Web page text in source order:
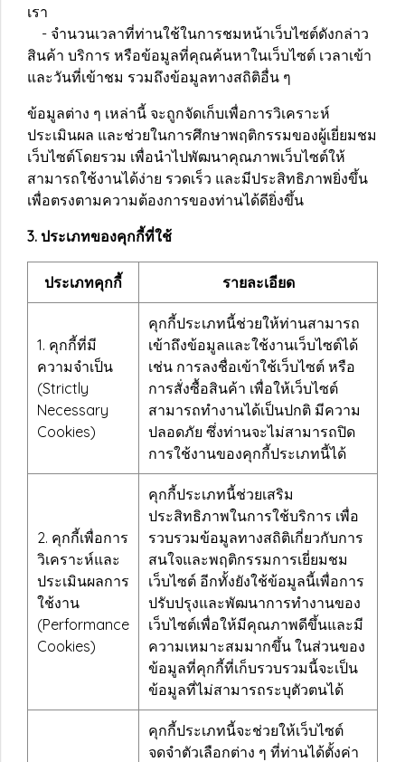
เรา
- จำนวนเวลาที่ท่านใช้ในการชมหน้าเว็บไซต์ดังกล่าว
สินค้า บริการ หรือข้อมูลที่คุณค้นหาในเว็บไซต์ เวลาเข้า
และวันที่เข้าชม รวมถึงข้อมูลทางสถิติอื่น ๆ
ข้อมูลต่าง ๆ เหล่านี้ จะถูกจัดเก็บเพื่อการวิเคราะห์
ประเมินผล และช่วยในการศึกษาพฤติกรรมของผู้เยี่ยมชม
เว็บไซต์โดยรวม เพื่อนำไปพัฒนาคุณภาพเว็บไซต์ให้
สามารถใช้งานได้ง่าย รวดเร็ว และมีประสิทธิภาพยิ่งขึ้น
เพื่อตรงตามความต้องการของท่านได้ดียิ่งขึ้น
3. ประเภทของคุกกี้ที่ใช้
ประเภทคุกกี้ รายละเอียด
1. คุกกี้ที่มี
ความจำเป็น
(Strictly
Necessary
Cookies)
คุกกี้ประเภทนี้ช่วยให้ท่านสามารถ
เข้าถึงข้อมูลและใช้งานเว็บไซต์ได้
เช่น การลงชื่อเข้าใช้เว็บไซต์ หรือ
การสั่งซื้อสินค้า เพื่อให้เว็บไซต์
สามารถทำงานได้เป็นปกติ มีความ
ปลอดภัย ซึ่งท่านจะไม่สามารถปิด
การใช้งานของคุกกี้ประเภทนี้ได้
2. คุกกี้เพื่อการ
วิเคราะห์และ
ประเมินผลการ
ใช้งาน
(Performance
Cookies)
คุกกี้ประเภทนี้ช่วยเสริม
ประสิทธิภาพในการใช้บริการ เพื่อ
รวบรวมข้อมูลทางสถิติเกี่ยวกับการ
สนใจและพฤติกรรมการเยี่ยมชม
เว็บไซต์ อีกทั้งยังใช้ข้อมูลนี้เพื่อการ
ปรับปรุงและพัฒนาการทำงานของ
เว็บไซต์เพื่อให้มีคุณภาพดีขึ้นและมี
ความเหมาะสมมากขึ้น ในส่วนของ
ข้อมูลที่คุกกี้ที่เก็บรวบรวมนี้จะเป็น
ข้อมูลที่ไม่สามารถระบุตัวตนได้
คุกกี้ประเภทนี้จะช่วยให้เว็บไซต์
จดจำตัวเลือกต่าง ๆ ที่ท่านได้ตั้งค่า